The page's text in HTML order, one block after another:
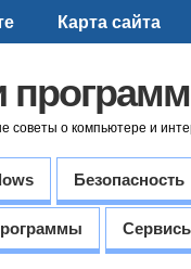
Карта сайта
советы о компьютере и
Безопасность